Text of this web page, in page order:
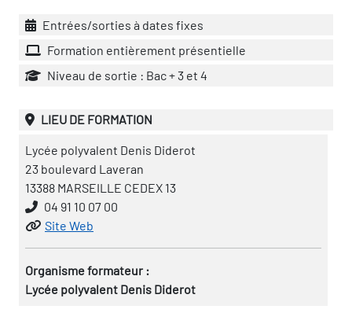
Entrées/sorties à dates fixes
Formation entièrement présentielle
Niveau de sortie : Bac + 3 et 4
LIEU DE FORMATION
Lycée polyvalent Denis Diderot
23 boulevard Laveran
13388 MARSEILLE CEDEX 13
04 91 10 07 00
Site Web
Organisme formateur :
Lycée polyvalent Denis Diderot